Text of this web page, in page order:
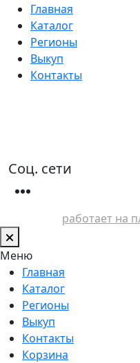
Главная
Каталог
Регионы
Выкуп
Контакты
Соц. сети
работает на
Меню
Главная
Каталог
Регионы
Выкуп
Контакты
Корзина